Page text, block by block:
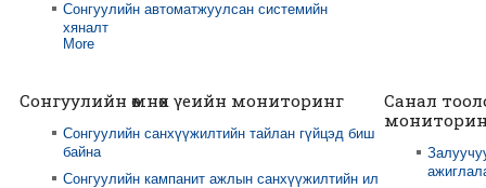
Сонгуулийн автоматжуулсан системийн
хяналт
More
Сонгуулийн өмнөх үеийн мониторинг
Сонгуулийн санхүүжилтийн тайлан гүйцэд биш
байна
Сонгуулийн кампанит ажлын санхүүжилтийн ил
Санал